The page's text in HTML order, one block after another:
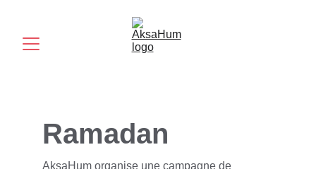
Ramadan
AksaHum organise une campagne de